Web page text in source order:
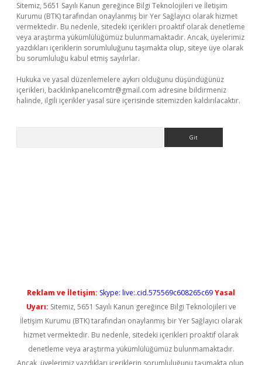
Sitemiz, 5651 Sayılı Kanun gereğince Bilgi Teknolojileri ve İletişim
Kurumu (BTK) tarafından onaylanmış bir Yer Sağlayıcı olarak hizmet
vermektedir. Bu nedenle, sitedeki içerikleri proaktif olarak denetleme
veya araştırma yükümlülüğümüz bulunmamaktadır. Ancak, üyelerimiz
yazdıkları içeriklerin sorumluluğunu taşımakta olup, siteye üye olarak
bu sorumluluğu kabul etmiş sayılırlar.
Hukuka ve yasal düzenlemelere aykırı olduğunu düşündüğünüz
içerikleri, backlinkpanelicomtr@gmail.com adresine bildirmeniz
halinde, ilgili içerikler yasal süre içerisinde sitemizden kaldırılacaktır.
Reklam ve İletişim: Skype: live:.cid.575569c608265c69Yasal
Uyarı: Sitemiz, 5651 Sayılı Kanun gereğince Bilgi Teknolojileri ve
İletişim Kurumu (BTK) tarafından onaylanmış bir Yer Sağlayıcı olarak
hizmet vermektedir. Bu nedenle, sitedeki içerikleri proaktif olarak
denetleme veya araştırma yükümlülüğümüz bulunmamaktadır.
Ancak, üyelerimiz yazdıkları içeriklerin sorumluluğunu taşımakta olup,